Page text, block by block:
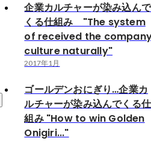
企業カルチャーが染み込んで
くる仕組み "The system
of received the
culture naturally"
2017年1月
ゴールデンおにぎり…企業カ
ルチャーが染み込んでくる仕
組み "How to win Golden
Onigiri..."